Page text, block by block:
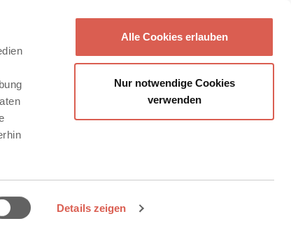
Details zeigen
Alle Cookies erlauben
Nur notwendige Cookies
verwenden